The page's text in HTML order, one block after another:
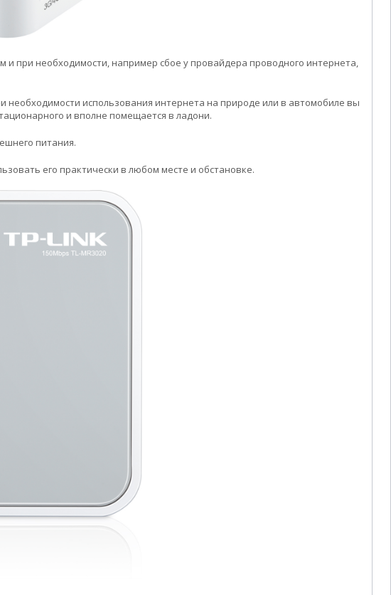
при необходимости, например сбое у провайдера проводного интернета,
необходимости использования интернета на природе или в автомобиле вы
и вполне помещается в ладони.
питания.
его практически в любом месте и обстановке.